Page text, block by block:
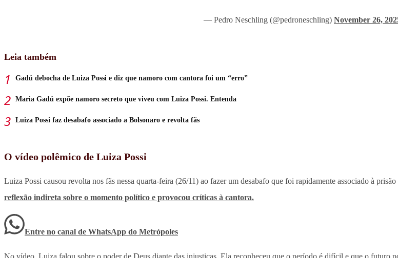
— Pedro Neschling (@pedroneschling) November 26,
Leia também
Gadú debocha de Luiza Possi e diz que namoro com cantora foi um “erro”
Maria Gadú expõe namoro secreto que viveu com Luiza Possi. Entenda
Luiza Possi faz desabafo associado a Bolsonaro e revolta fãs
O vídeo polêmico de Luiza Possi
Luiza Possi causou revolta nos fãs nessa quarta-feira (26/11) ao fazer um desabafo que foi rapidamente associado à
reflexão indireta sobre o momento político e provocou críticas à cantora.
Entre no canal de WhatsApp do Metrópoles